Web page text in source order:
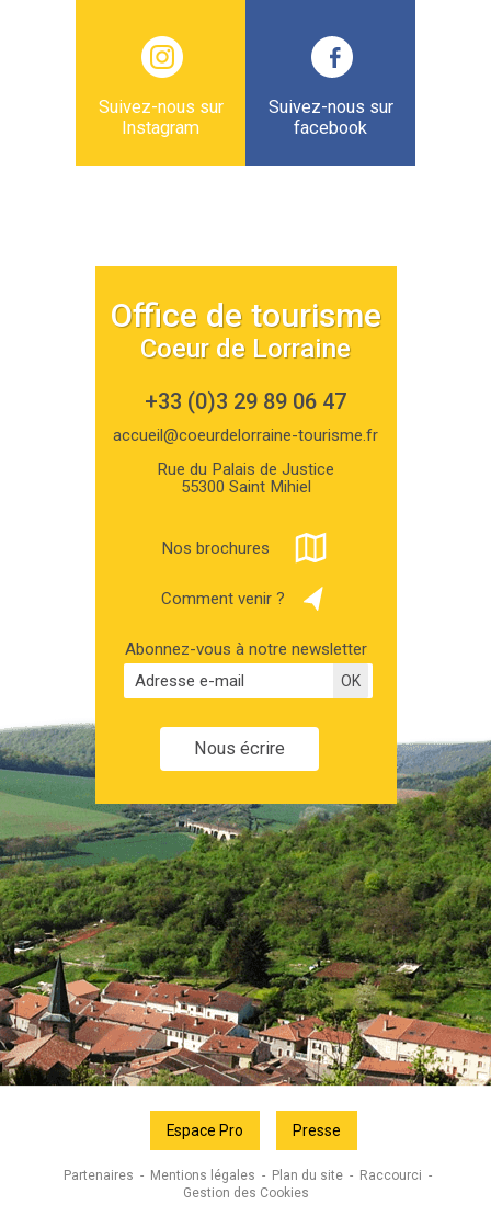
Suivez-nous sur
Instagram
Suivez-nous sur
facebook
Office de tourisme
Coeur de Lorraine
+33 (0)3 29 89 06 47
accueil@coeurdelorraine-tourisme.fr
Rue du Palais de Justice
55300 Saint Mihiel
Nos brochures
Comment venir ?
Abonnez-vous à notre newsletter
Nous écrire
Espace Pro Presse
Partenaires Mentions légales Plan du site
Raccourci
Gestion des Cookies